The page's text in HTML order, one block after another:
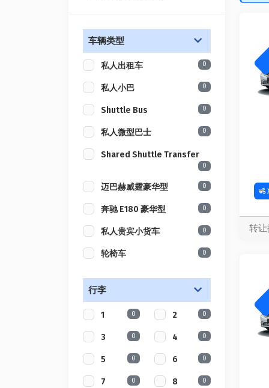
车辆类型
私人出租车 0
私人小巴 0
Shuttle Bus 0
私人微型巴士 0
Shared Shuttle Transfer
0
迈巴赫威霆豪华型 0
奔驰 E180 豪华型 0
私人贵宾小货车 0
轮椅车 0
行李
1 0 2 0
3 0 4 0
5 0 6 0
7 0 8 0
转